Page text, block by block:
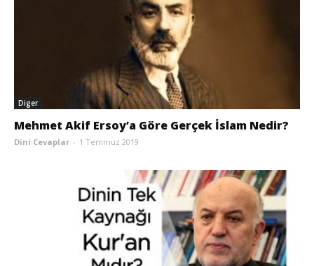
Diger
Mehmet Akif Ersoy’a Göre Gerçek İslam Nedir?
Dini Cevaplar - 1 Temmuz 2019